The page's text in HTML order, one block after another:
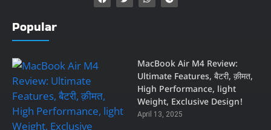
Popular
MacBook Air M4 Review:
Ultimate Features, बैटरी, क़ीमत,
High Performance, light
Weight, Exclusive Design!
April 13, 2025